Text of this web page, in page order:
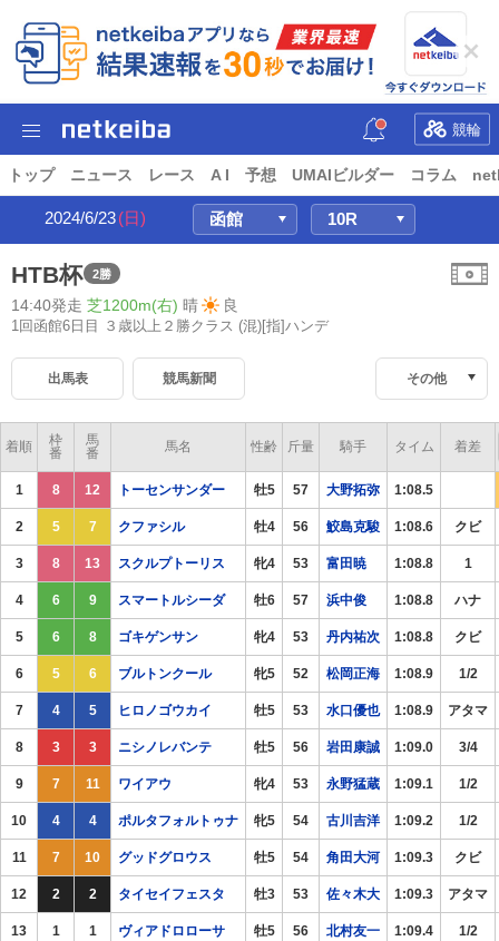
競輪
トップ ニュース レース A I 予想 UMAIビルダー コラム
2024/6/23(日)
HTB杯 2勝
14:40発走 芝1200m(右) 晴 良
1回函館6日目 ３歳以上２勝クラス (混)[指]ハンデ
出馬表 競馬新聞 その他
着順
枠
番
馬
番
馬名 性齢 斤量 騎手 タイム 着差
1 8 12 トーセンサンダー 牡5 57 大野拓弥 1:08.5
2 5 7 クファシル 牡4 56 鮫島克駿 1:08.6 クビ
3 8 13 スクルプトーリス 牝4 53 富田暁 1:08.8 1
4 6 9 スマートルシーダ 牡6 57 浜中俊 1:08.8 ハナ
5 6 8 ゴキゲンサン 牝4 53 丹内祐次 1:08.8 クビ
6 5 6 ブルトンクール 牝5 52 松岡正海 1:08.9 1/2
7 4 5 ヒロノゴウカイ 牡5 53 水口優也 1:08.9 アタマ
8 3 3 ニシノレバンテ 牡5 56 岩田康誠 1:09.0 3/4
9 7 11 ワイアウ 牝4 53 永野猛蔵 1:09.1 1/2
10 4 4 ポルタフォルトゥナ 牝5 54 古川吉洋 1:09.2 1/2
11 7 10 グッドグロウス 牡5 54 角田大河 1:09.3 クビ
12 2 2 タイセイフェスタ 牡3 53 佐々木大 1:09.3 アタマ
13 1 1 ヴィアドロローサ 牡5 56 北村友一 1:09.4 1/2